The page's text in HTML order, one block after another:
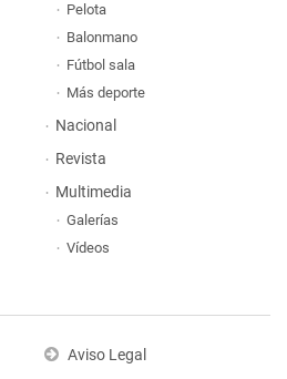
Pelota
Balonmano
Fútbol sala
Más deporte
Nacional
Revista
Multimedia
Galerías
Vídeos
Aviso Legal